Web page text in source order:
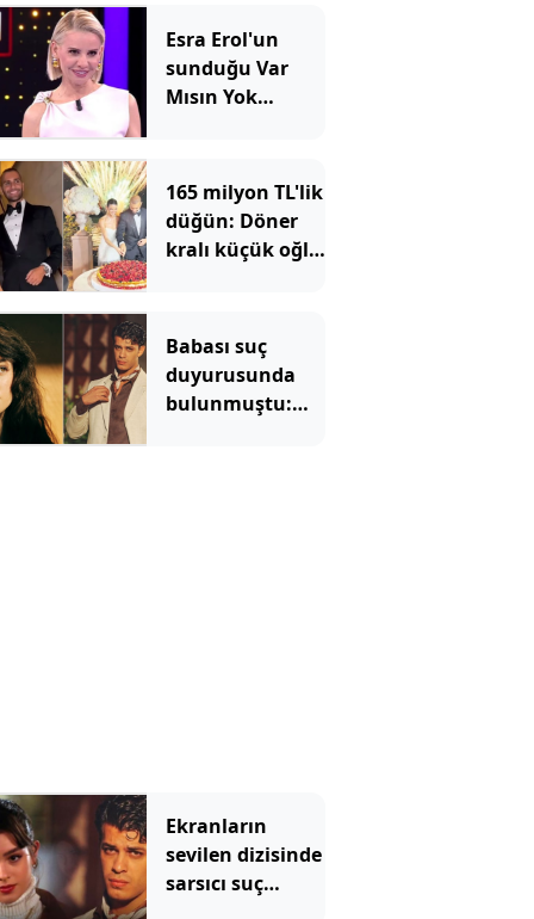
hayatını
kaybetti
Esra Erol'un
sunduğu Var
Mısın Yok
çıkarıldı: Yeni
bölüm tarihi
açıklandı
165 milyon TL'lik
düğün: Döner
kralı küçük oğlu
Babası suç
duyurusunda
bulunmuştu:
Ekranların
sevilen dizisinde
sarsıcı suç